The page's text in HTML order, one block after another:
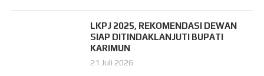
LKPJ 2025, REKOMENDASI DEWAN
SIAP DITINDAKLANJUTI BUPATI
KARIMUN
21 Juli 2026